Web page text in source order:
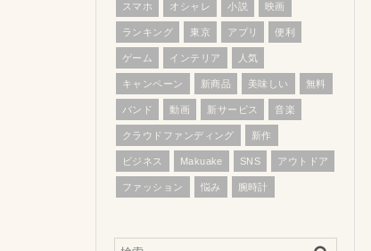
スマホ オシャレ 小説 映画
ランキング 東京 アプリ 便利
ゲーム インテリア 人気
キャンペーン 新商品 美味しい 無料
バンド 動画 新サービス 音楽
クラウドファンディング 新作
ビジネス Makuake SNS アウトドア
ファッション 悩み 腕時計